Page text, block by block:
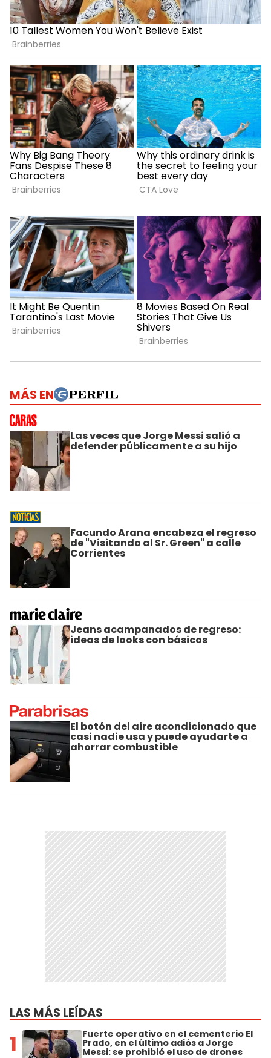
MÁS EN
Las veces que Jorge Messi salió a
defender públicamente a su hijo
Facundo Arana encabeza el regreso
de "Visitando al Sr. Green" a calle
Corrientes
Jeans acampanados de regreso:
ideas de looks con básicos
El botón del aire acondicionado que
casi nadie usa y puede ayudarte a
ahorrar combustible
LAS MÁS LEÍDAS
1 Fuerte operativo en el cementerio El
Prado, en el último adiós a Jorge
Messi: se prohibió el uso de drones